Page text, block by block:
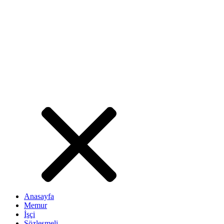
Anasayfa
Memur
İşçi